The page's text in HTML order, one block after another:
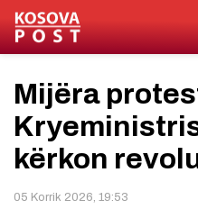
Mijëra
kërkon
05 Korrik 2026, 19:53